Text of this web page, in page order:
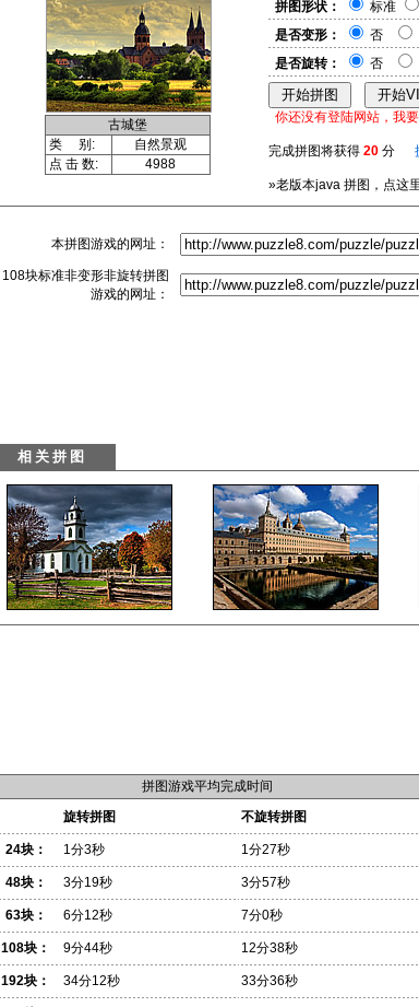
古城堡
类 别:
自然景观
点 击 数:
4988
拼图形状：
标准
是否变形：
否
是否旋转：
否
你还没有登陆网站，我
完成拼图将获得 20 分
»老版本java 拼图，点这
本拼图游戏的网址：
108块标准非变形非旋转拼图
游戏的网址：
拼图游戏平均完成时间
旋转拼图
不旋转拼图
24块： 1分3秒 1分27秒
48块： 3分19秒 3分57秒
63块： 6分12秒 7分0秒
108块： 9分44秒 12分38秒
192块： 34分12秒 33分36秒